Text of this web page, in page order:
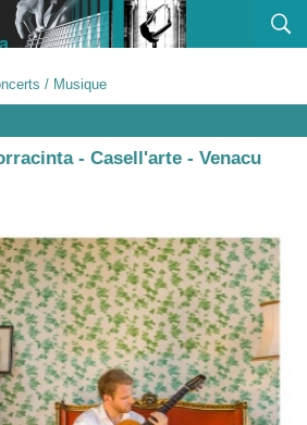
/ Musique
- Casell'arte - Venacu